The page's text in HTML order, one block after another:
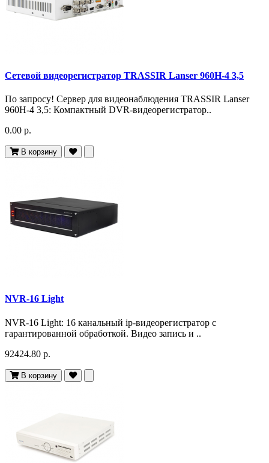
Сетевой видеорегистратор TRASSIR Lanser 960H-4 3,5
По запросу! Сервер для видеонаблюдения TRASSIR Lanser
960H-4 3,5: Компактный DVR-видеорегистратор..
0.00 р.
В корзину
NVR-16 Light
NVR-16 Light: 16 канальный ip-видеорегистратор с
гарантированной обработкой. Видео запись и ..
92424.80 р.
В корзину